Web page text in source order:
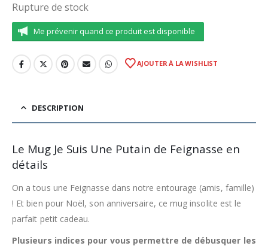
Rupture de stock
Me prévenir quand ce produit est disponible
AJOUTER À LA WISHLIST
DESCRIPTION
Le Mug Je Suis Une Putain de Feignasse en
détails
On a tous une Feignasse dans notre entourage (amis, famille)
! Et bien pour Noël, son anniversaire, ce mug insolite est le
parfait petit cadeau.
Plusieurs indices pour vous permettre de débusquer les